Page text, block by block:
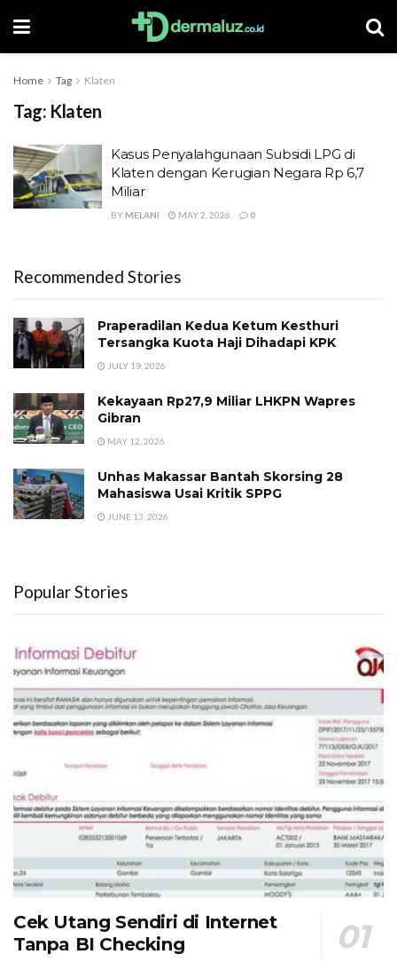
Home Tag Klaten
Tag: Klaten
Kasus Penyalahgunaan Subsidi LPG di
Klaten dengan Kerugian Negara Rp 6,7
Miliar
BY MELANI MAY 2, 2026 0
Recommended Stories
Praperadilan Kedua Ketum Kesthuri
Tersangka Kuota Haji Dihadapi KPK
JULY 19, 2026
Kekayaan Rp27,9 Miliar LHKPN Wapres
Gibran
MAY 12, 2026
Unhas Makassar Bantah Skorsing 28
Mahasiswa Usai Kritik SPPG
JUNE 13, 2026
Popular Stories
Cek Utang Sendiri di Internet
Tanpa BI Checking